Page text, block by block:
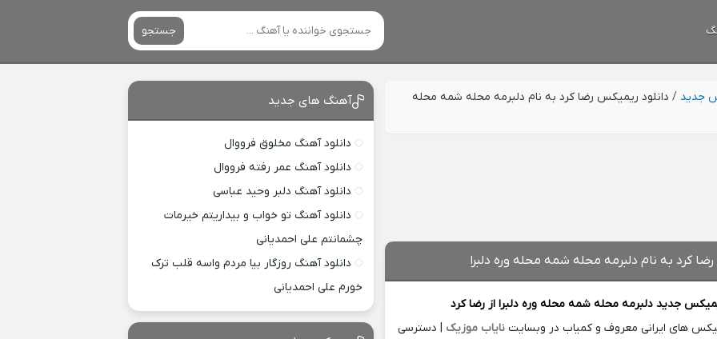
جستجو
جدید / دانلود ریمیکس رضا کرد به نام دلبرمه محله شمه محله
کرد به نام دلبرمه محله شمه محله وره دلبرا
جدید دلبرمه محله شمه محله وره دلبرا ازرضا کرد
های ایرانی معروف و کمیاب در وبسایت نایاب موزیک | دسترسی
آهنگ های جدید
دانلود آهنگ مخلوق فرووال
دانلود آهنگ عمر رفته فرووال
دانلود آهنگ دلبر وحید عباسی
دانلود آهنگ تو خواب و بیداریتم خیرمات
چشمانتم علی احمدیانی
دانلود آهنگ روزگار بیا مردم واسه قلب ترک
خورم علی احمدیانی